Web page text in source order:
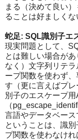
まる（決めて良い
ることは好ましくな
蛇足: SQL識別子エ
現実問題として、
とは難しい場合が
なく）文字列リテ
ープ関数を使わず
す（更に言えばプ
別子のエスケープ
（
言語やデータベース
ということは、識
プ関数を使わなけれ